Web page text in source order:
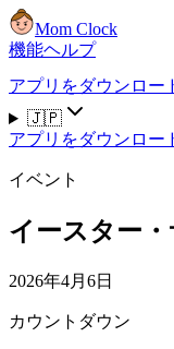
Mom Clock
機能ヘルプ
アプリをダウンロー
🇯🇵
アプリをダウンロー
イベント
イースター
2026年4月6日
カウントダウン